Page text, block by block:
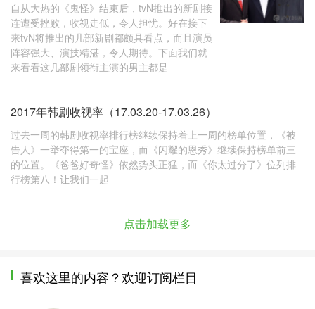
自从大热的《鬼怪》结束后，tvN推出的新剧接
连遭受挫败，收视走低，令人担忧。好在接下
来tvN将推出的几部新剧都颇具看点，而且演员
阵容强大、演技精湛，令人期待。下面我们就
来看看这几部剧领衔主演的男主都是
2017年韩剧收视率（17.03.20-17.03.26）
过去一周的韩剧收视率排行榜继续保持着上一周的榜单位置，《被
告人》一举夺得第一的宝座，而《闪耀的恩秀》继续保持榜单前三
的位置。《爸爸好奇怪》依然势头正猛，而《你太过分了》位列排
行榜第八！让我们一起
点击加载更多
喜欢这里的内容？欢迎订阅栏目